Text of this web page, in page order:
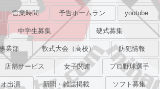
営業時間 予告ホームラン youtube
中学生募集 硬式募集
業部 軟式大会（高校） 防犯情報
店舗サービス 女子関連 プロ野球選手
出演 新聞・雑誌掲載 ソフト募集